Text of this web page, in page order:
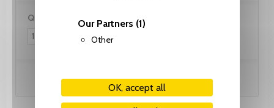
Our Partners (1)
Other
OK, accept all
Quantity:
Add to cart